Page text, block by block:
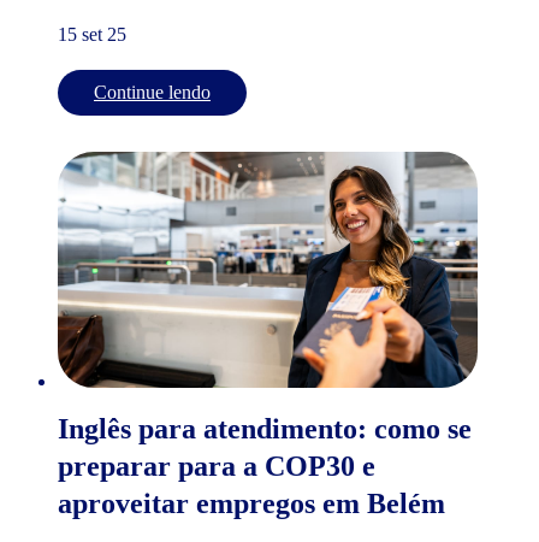
15 set 25
Continue lendo
Inglês para atendimento: como se
preparar para a COP30 e
aproveitar empregos em Belém